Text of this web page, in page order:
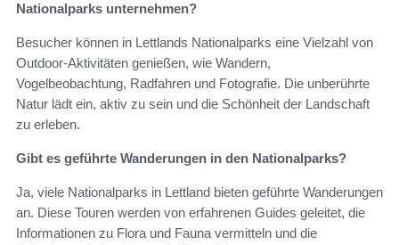
Nationalparks unternehmen?
Besucher können in Lettlands Nationalparks eine Vielzahl von
Outdoor-Aktivitäten genießen, wie Wandern,
Vogelbeobachtung, Radfahren und Fotografie. Die unberührte
Natur lädt ein, aktiv zu sein und die Schönheit der Landschaft
zu erleben.
Gibt es geführte Wanderungen in den Nationalparks?
Ja, viele Nationalparks in Lettland bieten geführte Wanderungen
an. Diese Touren werden von erfahrenen Guides geleitet, die
Informationen zu Flora und Fauna vermitteln und die